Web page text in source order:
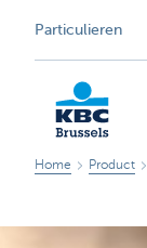
Particulieren
KBC
Home Product